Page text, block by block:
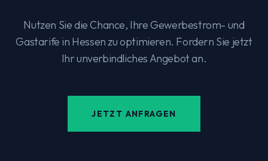
Nutzen Sie die Chance, Ihre Gewerbestrom- und
Gastarife in Hessen zu optimieren. Fordern Sie jetzt
Ihr unverbindliches Angebot an.
JETZT ANFRAGEN